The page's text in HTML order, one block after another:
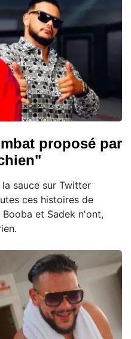
proposé par
sauce sur Twitter
ces histoires de
et Sadek n'ont,